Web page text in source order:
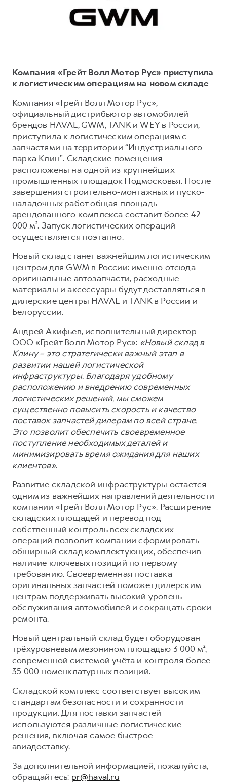
F7
от 2 899 000 ₽
F7X
POER
от 3 449 000 ₽
Кредитный калькулятор
Страхование
Кредит
КОРПОРАТИВНЫМ КЛИЕНТАМ
Для малого бизнеса
Корпоративным клиентам
Крупным корпоративным клиентам
Система управления автопарком
Сервис для корпоративных клиентов
HAVAL Лизинг
АКСЕССУАРЫ HAVAL
Автомобильные аксессуары
Коллекция CITY
Коллекция Базовая
Коллекция Детская
СЕРВИСНОЕ ОБСЛУЖИВАНИЕ
Электронный ПТС
ПОДДЕРЖКА
GWM Безопасность
Гарантия HAVAL
Мобильное приложение GWM
Программа «HAVAL Защита+»
Руководства по эксплуатации
Подписки
АКСЕССУАРЫ HAVAL
Автомобильные аксессуары
Коллекция CITY
Коллекция Базовая
Коллекция Детская
Компания «Грейт Волл Мотор Рус» приступила
к логистическим операциям на новом складе
Компания «Грейт Волл Мотор Рус»,
официальный дистрибьютор автомобилей
брендов HAVAL, GWM, TANK и WEY в России,
приступила к логистическим операциям с
запчастями на территории “Индустриального
парка Клин”. Складские помещения
расположены на одной из крупнейших
промышленных площадок Подмосковья. После
завершения строительно-монтажных и пуско-
наладочных работ общая площадь
арендованного комплекса составит более 42
000 м². Запуск логистических операций
осуществляется поэтапно.
Новый склад станет важнейшим логистическим
центром для GWM в России: именно отсюда
оригинальные автозапчасти, расходные
материалы и аксессуары будут доставляться в
дилерские центры HAVAL и TANK в России и
Белоруссии.
Андрей Акифьев, исполнительный директор
ООО «Грейт Волл Мотор Рус»: «Новый склад в
Клину – это стратегически важный этап в
развитии нашей логистической
инфраструктуры. Благодаря удобному
расположению и внедрению современных
логистических решений, мы сможем
существенно повысить скорость и качество
поставок запчастей дилерам по всей стране.
Это позволит обеспечить своевременное
поступление необходимых деталей и
минимизировать время ожидания для наших
клиентов».
Развитие складской инфраструктуры остается
одним из важнейших направлений деятельности
компании «Грейт Волл Мотор Рус». Расширение
складских площадей и перевод под
собственный контроль всех складских
операций позволит компании сформировать
обширный склад комплектующих, обеспечив
наличие ключевых позиций по первому
требованию. Своевременная поставка
оригинальных запчастей поможет дилерским
центрам поддерживать высокий уровень
обслуживания автомобилей и сокращать сроки
ремонта.
Новый центральный склад будет оборудован
трёхуровневым мезонином площадью 3 000 м²,
современной системой учёта и контроля более
35 000 номенклатурных позиций.
Складской комплекс соответствует высоким
стандартам безопасности и сохранности
продукции. Для поставки запчастей
используются различные логистические
решения, включая самое быстрое –
авиадоставку.
За дополнительной информацией, пожалуйста,
обращайтесь: pr@haval.ru